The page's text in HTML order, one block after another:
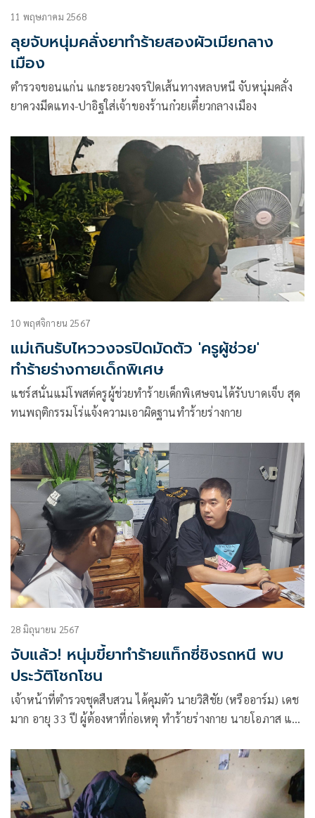
11 พฤษภาคม 2568
ลุยจับหนุ่มคลั่งยาทำร้ายสองผัวเมียกลาง
เมือง
ตำรวจขอนแก่น แกะรอยวงจรปิดเส้นทางหลบหนี จับหนุ่มคลั่ง
ยาควงมีดแทง-ปาอิฐใส่เจ้าของร้านก๋วยเตี๋ยวกลางเมือง
10 พฤศจิกายน 2567
แม่เกินรับไหววงจรปิดมัดตัว 'ครูผู้ช่วย'
ทำร้ายร่างกายเด็กพิเศษ
แชร์สนั่นแม่โพสต์ครูผู้ช่วยทำร้ายเด็กพิเศษจนได้รับบาดเจ็บ สุด
ทนพฤติกรรมโร่แจ้งความเอาผิดฐานทำร้ายร่างกาย
28 มิถุนายน 2567
จับแล้ว! หนุ่มขี้ยาทำร้ายแท็กซี่ชิงรถหนี พบ
ประวัติโชกโชน
เจ้าหน้าที่ตำรวจชุดสืบสวน ได้คุมตัว นายวิสิชัย (หรืออาร์ม) เดช
มาก อายุ 33 ปี ผู้ต้องหาที่ก่อเหตุ ทำร้ายร่างกาย นายโอภาส แก้ว